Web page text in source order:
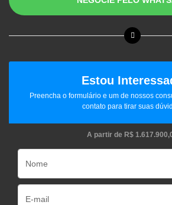
Estou
Preencha o formulário e um de nossos
contato para tirar suas
A partir de R$